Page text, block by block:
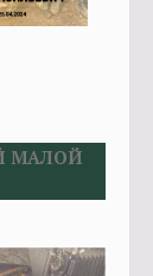
МАЛОЙ